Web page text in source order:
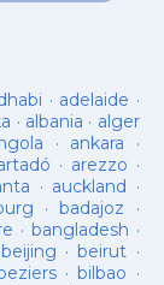
· adelaide ·
· albania · alger
· ankara ·
· arezzo ·
· auckland ·
·badajoz ·
· bangladesh ·
beijing ·beirut ·
·bilbao ·